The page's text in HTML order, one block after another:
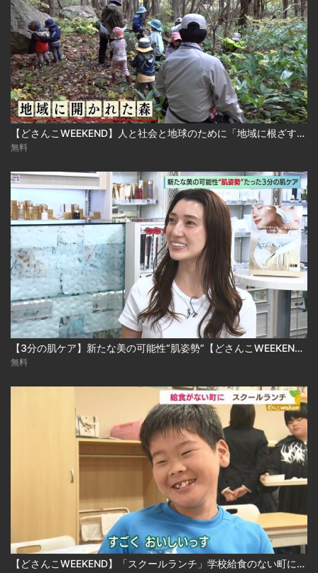
【どさんこWEEKEND】人と社会と地球のために「地域に根ざす！マテリアルの森」
無料
【3分の肌ケア】新たな美の可能性“肌姿勢”【どさんこWEEKEND】
無料
【どさんこWEEKEND】「スクールランチ」学校給食のない町に温かい食事を届けたい、子どもたちの笑顔のために…＜コープさっぽろ＞の取り組み！